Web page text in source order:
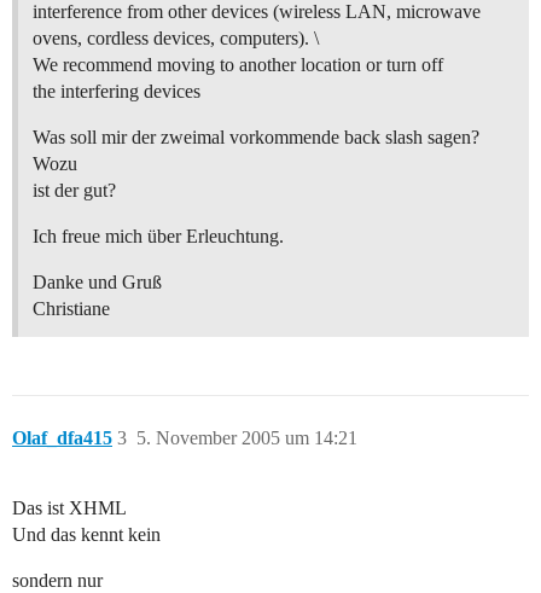
interference from other devices (wireless LAN, microwave
ovens, cordless devices, computers). \
We recommend moving to another location or turn off
the interfering devices
Was soll mir der zweimal vorkommende back slash sagen?
Wozu
ist der gut?
Ich freue mich über Erleuchtung.
Danke und Gruß
Christiane
Olaf_dfa415 5. November 2005 um 14:21
3
Das ist XHML
Und das kennt kein
sondern nur